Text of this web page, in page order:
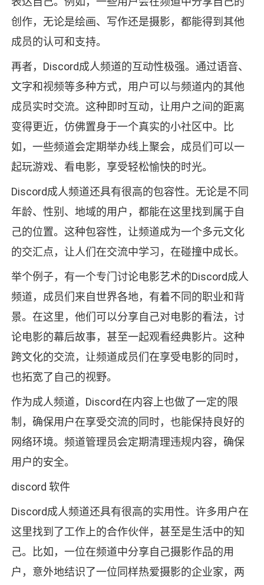
创作，无论是绘画、写作还是摄影，都能得到其他
成员的认可和支持。
再者，Discord成人频道的互动性极强。通过语音、
文字和视频等多种方式，用户可以与频道内的其他
成员实时交流。这种即时互动，让用户之间的距离
变得更近，仿佛置身于一个真实的小社区中。比
如，一些频道会定期举办线上聚会，成员们可以一
起玩游戏、看电影，享受轻松愉快的时光。
Discord成人频道还具有很高的包容性。无论是不同
年龄、性别、地域的用户，都能在这里找到属于自
己的位置。这种包容性，让频道成为一个多元文化
的交汇点，让人们在交流中学习，在碰撞中成长。
举个例子，有一个专门讨论电影艺术的Discord成人
频道，成员们来自世界各地，有着不同的职业和背
景。在这里，他们可以分享自己对电影的看法，讨
论电影的幕后故事，甚至一起观看经典影片。这种
跨文化的交流，让频道成员们在享受电影的同时，
也拓宽了自己的视野。
作为成人频道，Discord在内容上也做了一定的限
制，确保用户在享受交流的同时，也能保持良好的
网络环境。频道管理员会定期清理违规内容，确保
用户的安全。
discord 软件
Discord成人频道还具有很高的实用性。许多用户在
这里找到了工作上的合作伙伴，甚至是生活中的知
己。比如，一位在频道中分享自己摄影作品的用
户，意外地结识了一位同样热爱摄影的企业家，两